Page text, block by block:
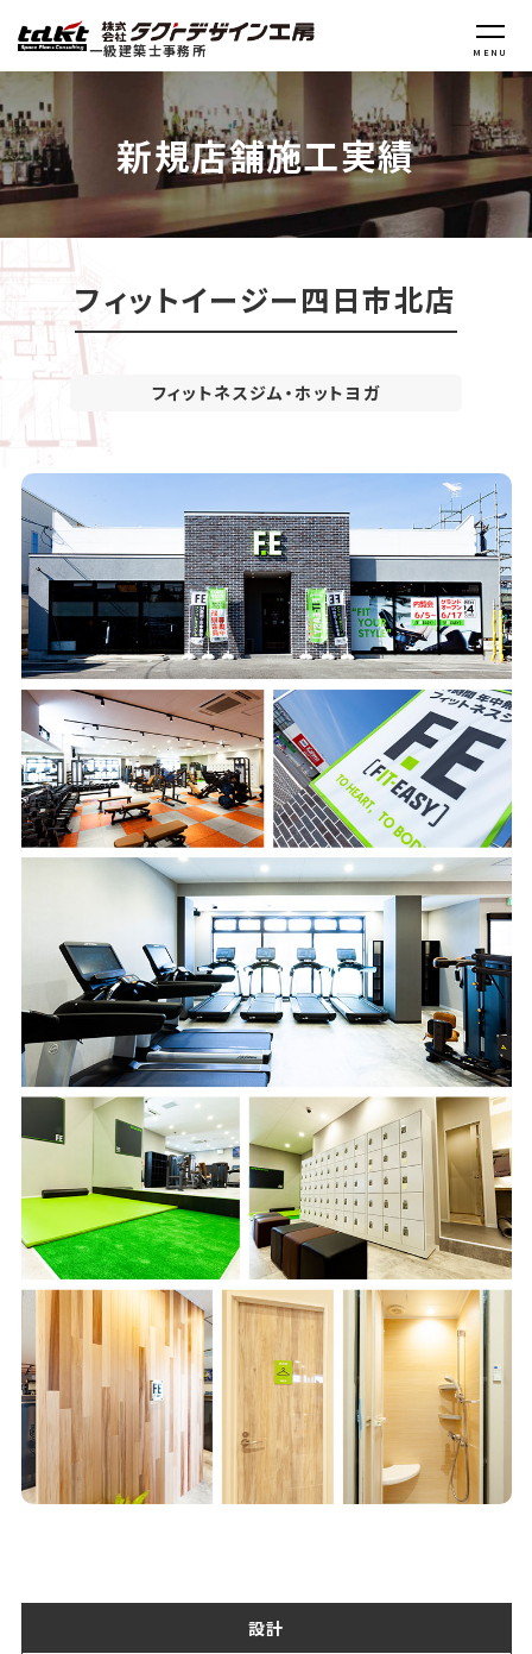
一級建築士事務所 MENU
新規店舗施工実績
フィットイージー四日市北店
フィットネスジム・ホットヨガ
設計